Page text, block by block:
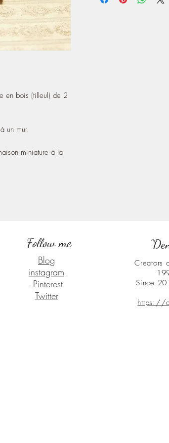
en bois (tilleul) de 2
un mur.
miniature à la
Follow me
Blog
instagram
Pinterest
Twitter
Creators
Since
https://